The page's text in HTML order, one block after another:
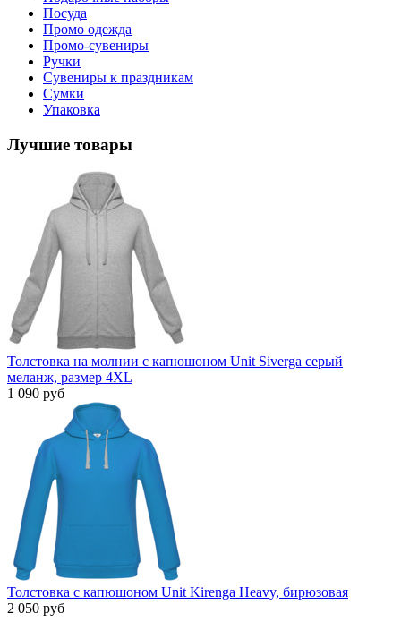
Посуда
Промо одежда
Промо-сувениры
Ручки
Сувениры к праздникам
Сумки
Упаковка
Лучшие товары
Толстовка на молнии с капюшоном Unit Siverga серый
меланж, размер 4XL
1 090 руб
Толстовка с капюшоном Unit Kirenga Heavy, бирюзовая
2 050 руб